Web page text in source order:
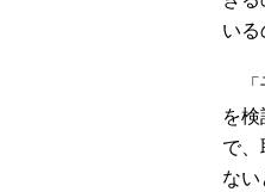
いる
「
を
で
ない